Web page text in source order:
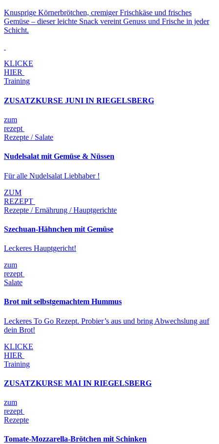
Knusprige Körnerbrötchen, cremiger Frischkäse und frisches
Gemüse – dieser leichte Snack vereint Genuss und Frische in jeder
Schicht.
KLICKE
HIER
Training
ZUSATZKURSE JUNI IN RIEGELSBERG
zum
rezept
Rezepte / Salate
Nudelsalat mit Gemüse & Nüssen
Für alle Nudelsalat Liebhaber !
ZUM
REZEPT
Rezepte / Ernährung / Hauptgerichte
Szechuan-Hähnchen mit Gemüse
Leckeres Hauptgericht!
zum
rezept
Salate
Brot mit selbstgemachtem Hummus
Leckeres To Go Rezept. Probier’s aus und bring Abwechslung auf
dein Brot!
KLICKE
HIER
Training
ZUSATZKURSE MAI IN RIEGELSBERG
zum
rezept
Rezepte
Tomate-Mozzarella-Brötchen mit Schinken